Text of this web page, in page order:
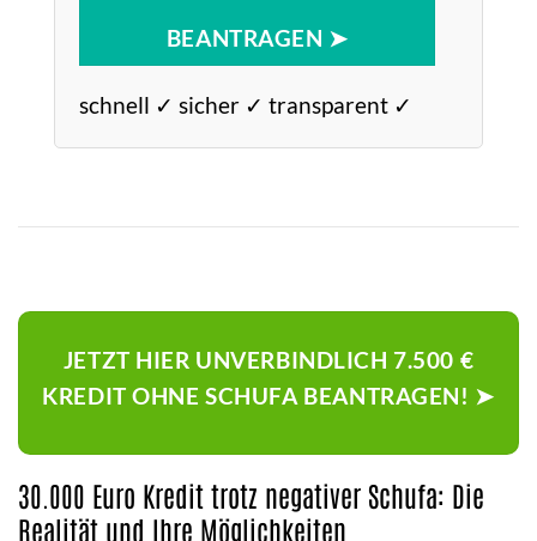
BEANTRAGEN ➤
schnell ✓ sicher ✓ transparent ✓
JETZT HIER UNVERBINDLICH 7.500 €
KREDIT OHNE SCHUFA BEANTRAGEN! ➤
30.000 Euro Kredit trotz negativer Schufa: Die
Realität und Ihre Möglichkeiten